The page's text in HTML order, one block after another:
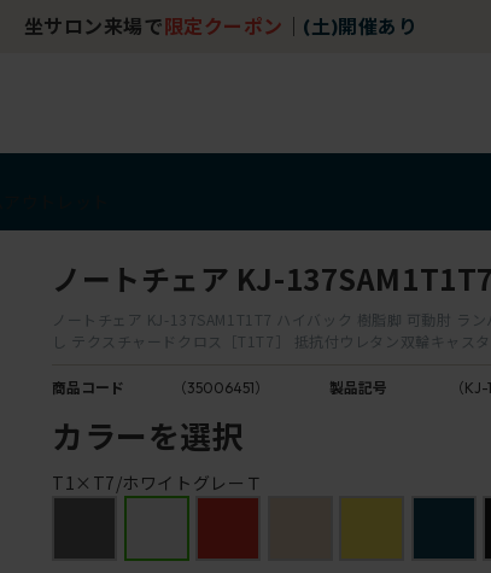
坐サロン来場で 限定クーポン (土)開催あり
ノートチェア KJ-
ノートチェア KJ-137SAM1T1T7 ハイバック 樹脂脚 可動肘 ラ
し テクスチャードクロス［T1T7］ 抵抗付ウレタン双輪キャス
商品コード （35006451） 製品記号 （
カラーを選択
T1×T7/ホワイトグレーＴ